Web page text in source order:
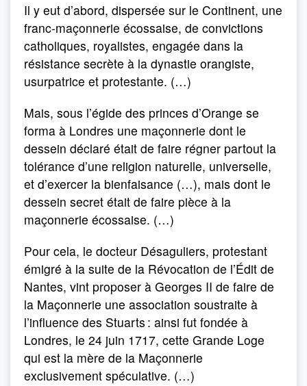
Il y eut d’abord, dispersée sur le Continent, une
franc-maçonnerie écossaise, de convictions
catholiques, royalistes, engagée dans la
résistance secrète à la dynastie orangiste,
usurpatrice et protestante. (…)
Mais, sous l’égide des princes d’Orange se
forma à Londres une maçonnerie dont le
dessein déclaré était de faire régner partout la
tolérance d’une religion naturelle, universelle,
et d’exercer la bienfaisance (…), mais dont le
dessein secret était de faire pièce à la
maçonnerie écossaise. (…)
Pour cela, le docteur Désaguliers, protestant
émigré à la suite de la Révocation de l’Édit de
Nantes, vint proposer à Georges II de faire de
la Maçonnerie une association soustraite à
l’influence des Stuarts : ainsi fut fondée à
Londres, le 24 juin 1717, cette Grande Loge
qui est la mère de la Maçonnerie
exclusivement spéculative. (…)